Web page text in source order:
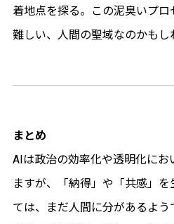
着地点を探る。この泥臭いプ
難しい、人間の聖域なのかもし
まとめ
AIは政治の効率化や透明化にお
ますが、「納得」や「共感」
ては、まだ人間に分があるよう